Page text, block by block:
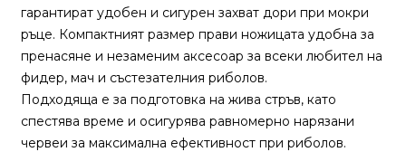
Комплекти
за
риболов
Сонари
гарантират удобен и сигурен захват дори при мокри
ръце. Компактният размер прави ножицата удобна за
пренасяне и незаменим аксесоар за всеки любител на
фидер, мач и състезателния риболов.
Подходяща е за подготовка на жива стръв, като
спестява време и осигурява равномерно нарязани
червеи за максимална ефективност при риболов.